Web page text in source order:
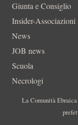
Giunta e Consiglio
Insider-Associazioni
News
JOB news
Scuola
Necrologi
La Comunità